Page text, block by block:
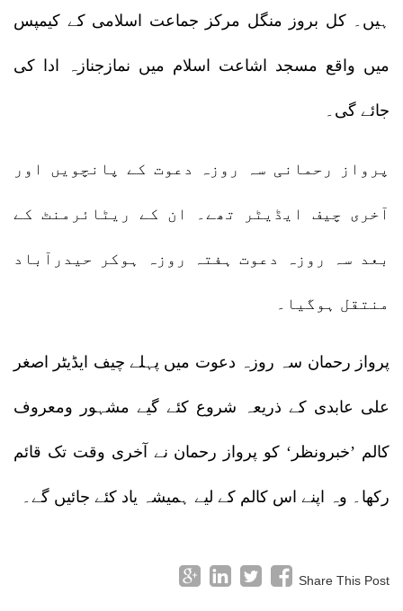
ہیں۔ کل بروز منگل مرکز جماعت اسلامی کے کیمپس
میں واقع مسجد اشاعت اسلام میں نمازجنازہ ادا کی
جائے گی۔
پرواز رحمانی سہ روزہ دعوت کے پانچویں اور
آخری چیف ایڈیٹر تھے۔ ان کے ریٹائرمنٹ کے
بعد سہ روزہ دعوت ہفتہ روزہ ہوکر حیدرآباد
منتقل ہوگیا۔
پرواز رحمان سہ روزہ دعوت میں پہلے چیف ایڈیٹر اصغر
علی عابدی کے ذریعہ شروع کئے گیے مشہور ومعروف
کالم ’خبرونظر‘ کو پرواز رحمان نے آخری وقت تک قائم
رکھا۔ وہ اپنے اس کالم کے لیے ہمیشہ یاد کئے جائیں گے۔
Share This Post